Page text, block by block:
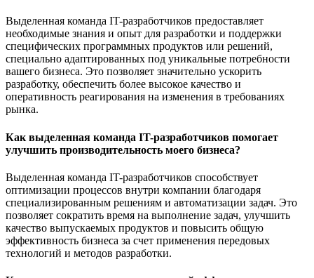
Выделенная команда IT-разработчиков предоставляет
необходимые знания и опыт для разработки и поддержки
специфических программных продуктов или решений,
специально адаптированных под уникальные потребности
вашего бизнеса. Это позволяет значительно ускорить
разработку, обеспечить более высокое качество и
оперативность реагирования на изменения в требованиях
рынка.
Как выделенная команда IT-разработчиков помогает
улучшить производительность моего бизнеса?
Выделенная команда IT-разработчиков способствует
оптимизации процессов внутри компании благодаря
специализированным решениям и автоматизации задач. Это
позволяет сократить время на выполнение задач, улучшить
качество выпускаемых продуктов и повысить общую
эффективность бизнеса за счет применения передовых
технологий и методов разработки.